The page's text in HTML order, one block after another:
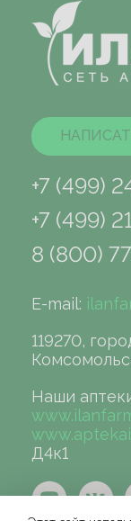
+7 (499)
+7 (499)
8 (800)
E-mail:
119270,
Наши
Д4к1